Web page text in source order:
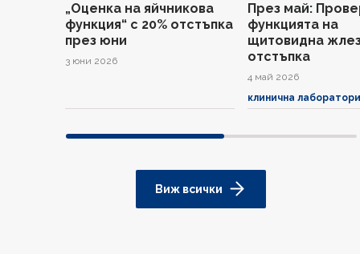
„Оценка на яйчникова
функция“ с 20% отстъпка
през юни
3 юни 2026
През май:
функцията на
щитовидна
отстъпка
4 май 2026
клинична
Виж всички